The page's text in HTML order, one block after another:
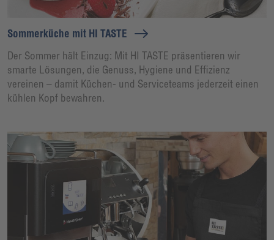
Sommerküche mit HI TASTE
Der Sommer hält Einzug: Mit HI TASTE präsentieren wir
smarte Lösungen, die Genuss, Hygiene und Effizienz
vereinen – damit Küchen- und Serviceteams jederzeit einen
kühlen Kopf bewahren.